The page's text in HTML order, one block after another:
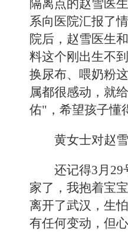
隔离点的赵雪医
系向医院汇报了
院后，赵雪医生
料这个刚出生不
换尿布、喂奶粉
属都很感动，就
佑"，希望孩子懂
黄女士对赵
还记得3月29
家了，我抱着宝
离开了武汉，生
有任何变动，但